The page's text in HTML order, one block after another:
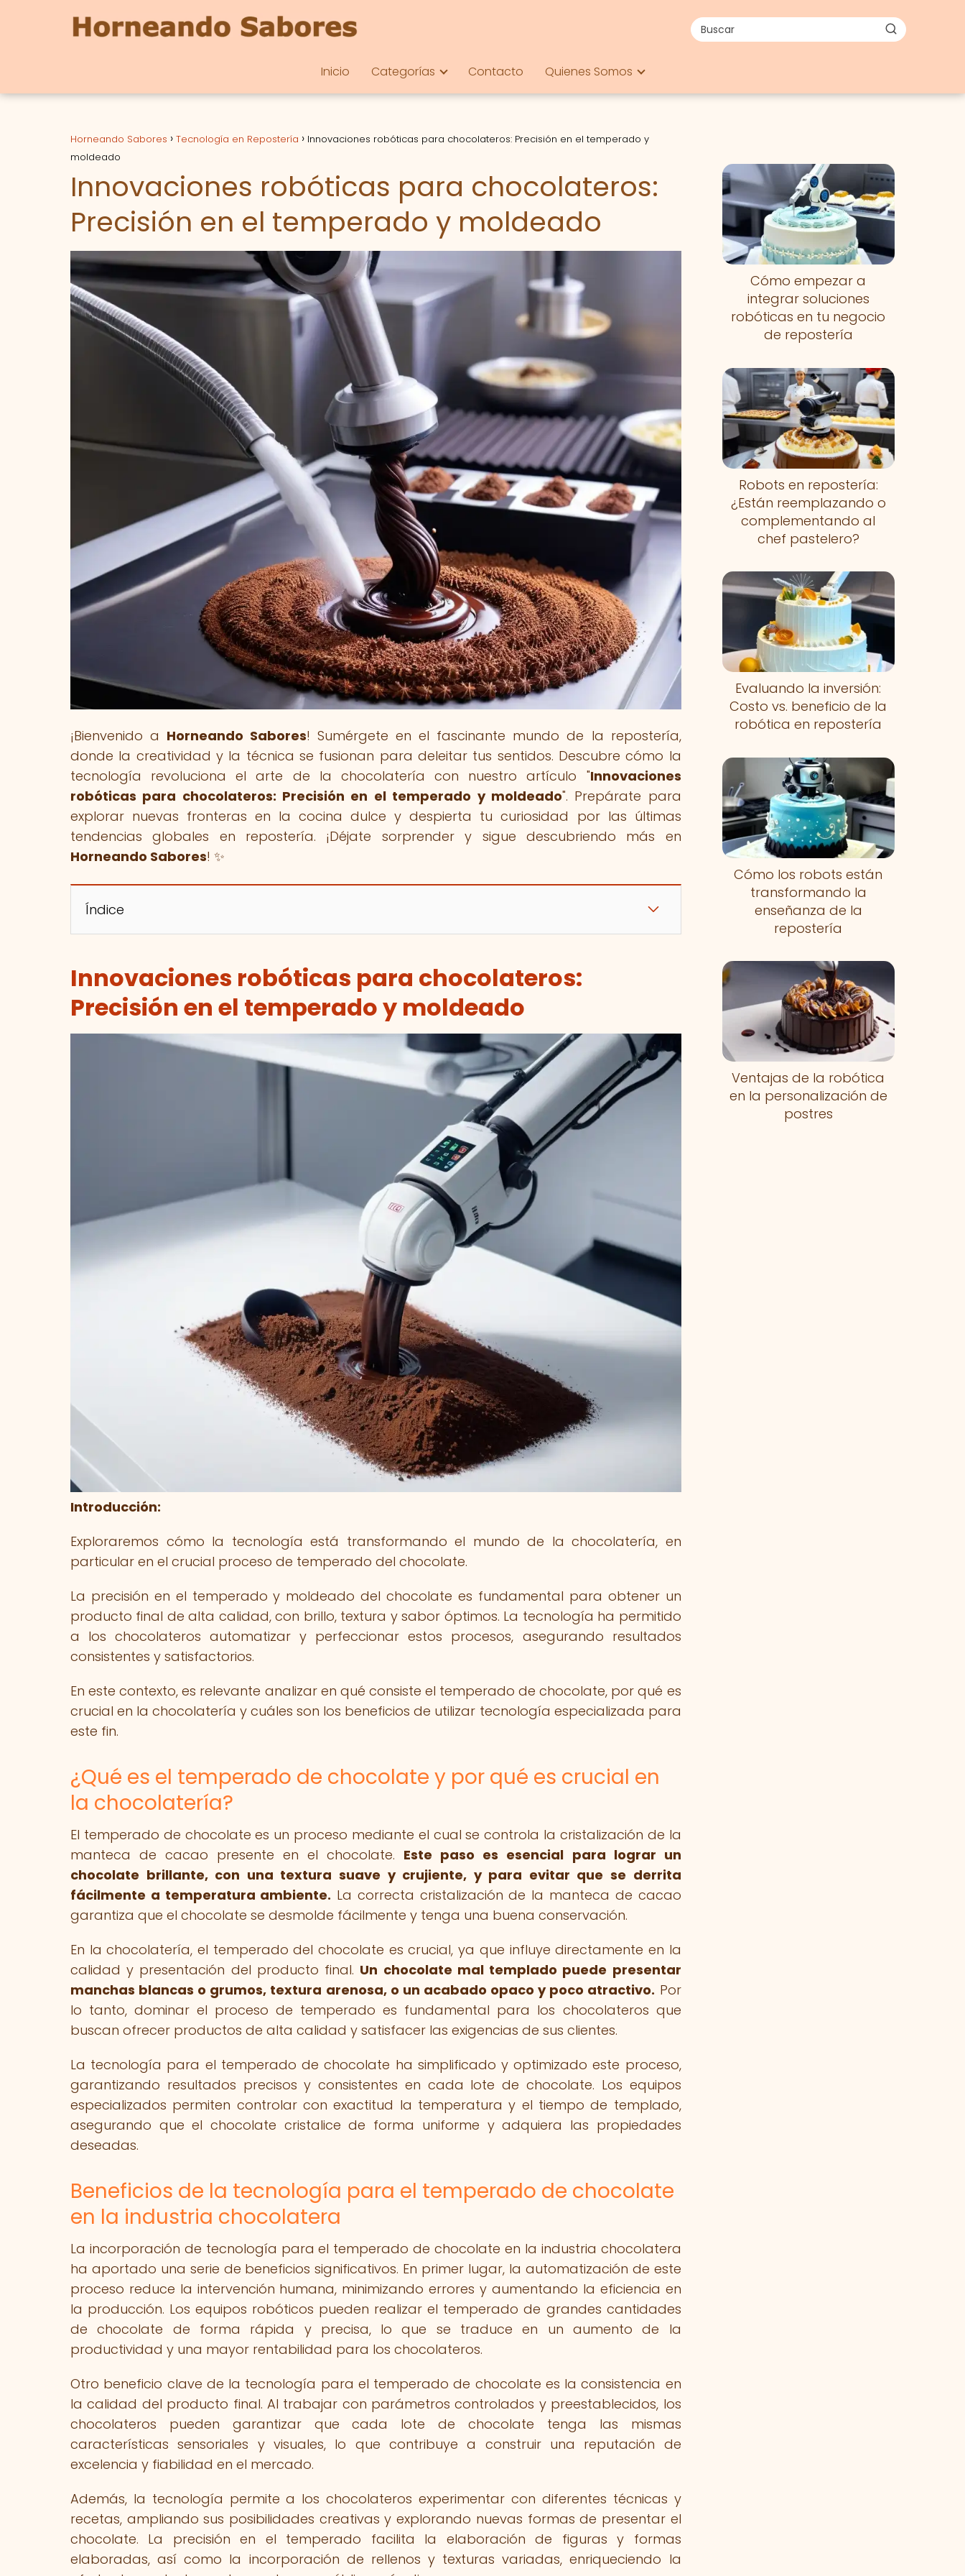
Inicio Categorías Contacto Quienes Somos
Horneando Sabores Tecnología en Repostería
Innovaciones robóticas para chocolateros: Precisión en el temperado y
moldeado
Innovaciones robóticas para chocolateros:
Precisión en el temperado y moldeado
¡Bienvenido a Horneando Sabores! Sumérgete en el fascinante mundo de la repostería,
donde la creatividad y la técnica se fusionan para deleitar tus sentidos. Descubre cómo la
tecnología revoluciona el arte de la chocolatería con nuestro artículo "Innovaciones
robóticas para chocolateros: Precisión en el temperado y moldeado". Prepárate para
explorar nuevas fronteras en la cocina dulce y despierta tu curiosidad por las últimas
tendencias globales en repostería. ¡Déjate sorprender y sigue descubriendo más en
Horneando Sabores! ✨
Índice
Innovaciones robóticas para chocolateros:
Precisión en el temperado y moldeado
Introducción:
Exploraremos cómo la tecnología está transformando el mundo de la chocolatería, en
particular en el crucial proceso de temperado del chocolate.
La precisión en el temperado y moldeado del chocolate es fundamental para obtener un
producto final de alta calidad, con brillo, textura y sabor óptimos. La tecnología ha permitido
a los chocolateros automatizar y perfeccionar estos procesos, asegurando resultados
consistentes y satisfactorios.
En este contexto, es relevante analizar en qué consiste el temperado de chocolate, por qué es
crucial en la chocolatería y cuáles son los beneficios de utilizar tecnología especializada para
este fin.
¿Qué es el temperado de chocolate y por qué es crucial en
la chocolatería?
El temperado de chocolate es un proceso mediante el cual se controla la cristalización de la
manteca de cacao presente en el chocolate. Este paso es esencial para lograr un
chocolate brillante, con una textura suave y crujiente, y para evitar que se derrita
fácilmente a temperatura ambiente. La correcta cristalización de la manteca de cacao
garantiza que el chocolate se desmolde fácilmente y tenga una buena conservación.
En la chocolatería, el temperado del chocolate es crucial, ya que influye directamente en la
calidad y presentación del producto final. Un chocolate mal templado puede presentar
manchas blancas o grumos, textura arenosa, o un acabado opaco y poco atractivo. Por
lo tanto, dominar el proceso de temperado es fundamental para los chocolateros que
buscan ofrecer productos de alta calidad y satisfacer las exigencias de sus clientes.
La tecnología para el temperado de chocolate ha simplificado y optimizado este proceso,
garantizando resultados precisos y consistentes en cada lote de chocolate. Los equipos
especializados permiten controlar con exactitud la temperatura y el tiempo de templado,
asegurando que el chocolate cristalice de forma uniforme y adquiera las propiedades
deseadas.
Beneficios de la tecnología para el temperado de chocolate
en la industria chocolatera
La incorporación de tecnología para el temperado de chocolate en la industria chocolatera
ha aportado una serie de beneficios significativos. En primer lugar, la automatización de este
proceso reduce la intervención humana, minimizando errores y aumentando la eficiencia en
la producción. Los equipos robóticos pueden realizar el temperado de grandes cantidades
de chocolate de forma rápida y precisa, lo que se traduce en un aumento de la
productividad y una mayor rentabilidad para los chocolateros.
Otro beneficio clave de la tecnología para el temperado de chocolate es la consistencia en
la calidad del producto final. Al trabajar con parámetros controlados y preestablecidos, los
chocolateros pueden garantizar que cada lote de chocolate tenga las mismas
características sensoriales y visuales, lo que contribuye a construir una reputación de
excelencia y fiabilidad en el mercado.
Además, la tecnología permite a los chocolateros experimentar con diferentes técnicas y
recetas, ampliando sus posibilidades creativas y explorando nuevas formas de presentar el
chocolate. La precisión en el temperado facilita la elaboración de figuras y formas
elaboradas, así como la incorporación de rellenos y texturas variadas, enriqueciendo la
Cómo empezar a
integrar soluciones
robóticas en tu negocio
de repostería
Robots en repostería:
¿Están reemplazando o
complementando al
chef pastelero?
Evaluando la inversión:
Costo vs. beneficio de la
robótica en repostería
Cómo los robots están
transformando la
enseñanza de la
repostería
Ventajas de la robótica
en la personalización de
postres